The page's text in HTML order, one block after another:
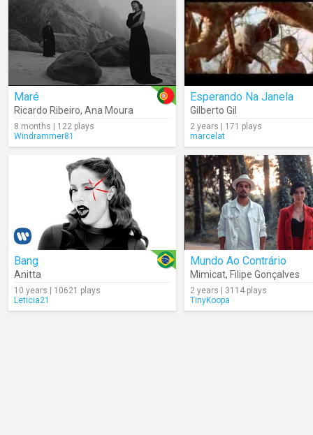
Maré
Ricardo Ribeiro, Ana Moura
8 months | 122 plays
Windrammer81
Esperando Na Janela
Gilberto Gil
2 years | 171 plays
marcelat
Bang
Anitta
10 years | 10621 plays
Leticia21
Mundo Ao Contrário
Mimicat, Filipe Gonçalves
2 years | 3114 plays
TinyKoopa